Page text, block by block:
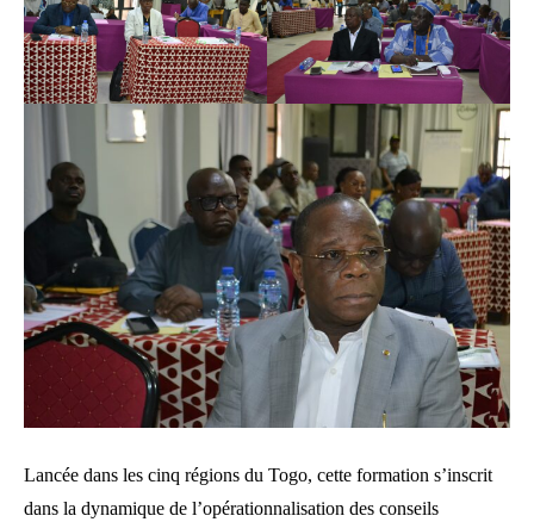
Lancée dans les cinq régions du Togo, cette formation s’inscrit
dans la dynamique de l’opérationnalisation des conseils